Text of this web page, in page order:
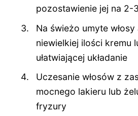
pozostawienie jej na 2-
Na świeżo umyte
niewielkiej ilości kremu
ułatwiającej układanie
Uczesanie włosów z
mocnego lakieru lub
fryzury